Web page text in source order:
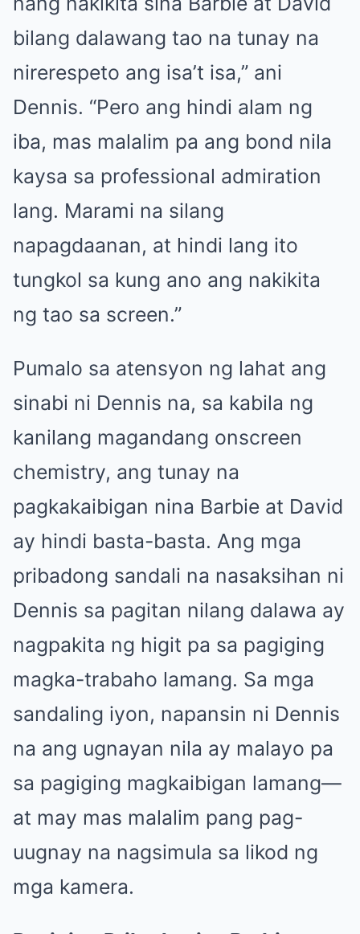
bilang dalawang tao na tunay na
nirerespeto ang isa’t isa,” ani
Dennis. “Pero ang hindi alam ng
iba, mas malalim pa ang bond nila
kaysa sa professional admiration
lang. Marami na silang
napagdaanan, at hindi lang ito
tungkol sa kung ano ang nakikita
ng tao sa screen.”
Pumalo sa atensyon ng lahat ang
sinabi ni Dennis na, sa kabila ng
kanilang magandang onscreen
chemistry, ang tunay na
pagkakaibigan nina Barbie at David
ay hindi basta-basta. Ang mga
pribadong sandali na nasaksihan ni
Dennis sa pagitan nilang dalawa ay
nagpakita ng higit pa sa pagiging
magka-trabaho lamang. Sa mga
sandaling iyon, napansin ni Dennis
na ang ugnayan nila ay malayo pa
sa pagiging magkaibigan lamang—
at may mas malalim pang pag-
uugnay na nagsimula sa likod ng
mga kamera.